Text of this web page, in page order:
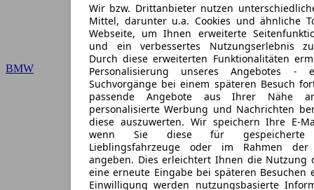
Wir bzw. Drittanbieter nutzen
Mittel, darunter u.a. Cookies und ähnliche
Webseite, um Ihnen erweiterte
und ein verbessertes Nutzungserlebnis
Durch diese erweiterten Funktionalitäten
Personalisierung unseres Angebotes
Suchvorgänge bei einem späteren Besuch
passende Angebote aus Ihrer Nähe
personalisierte Werbung und Nachrichten
diese auszuwerten. Wir speichern Ihre E-
wenn Sie diese für gespeicherte
Lieblingsfahrzeuge oder im Rahmen der
angeben. Dies erleichtert Ihnen die Nutzung
eine erneute Eingabe bei späteren
Einwilligung werden nutzungsbasierte
BMW